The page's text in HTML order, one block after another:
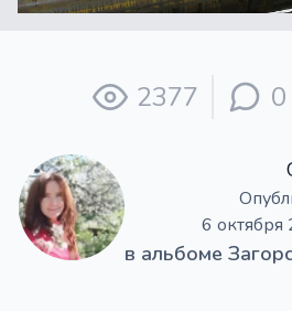
2377 0
6
в альбоме